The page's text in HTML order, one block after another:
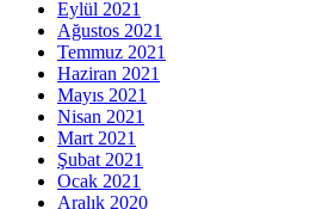
Eylül 2021
Ağustos 2021
Temmuz 2021
Haziran 2021
Mayıs 2021
Nisan 2021
Mart 2021
Şubat 2021
Ocak 2021
Aralık 2020